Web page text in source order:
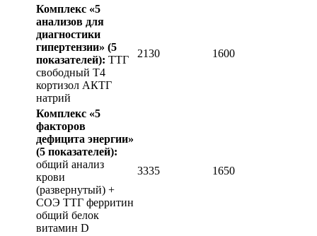
Комплекс «5
анализов для
диагностики
гипертензии» (5
показателей): ТТГ
свободный Т4
кортизол АКТГ
натрий
2130 1600
Комплекс «5
факторов
дефицита энергии»
(5 показателей):
общий анализ
крови
(развернутый) +
СОЭ ТТГ ферритин
общий белок
витамин D
3335 1650